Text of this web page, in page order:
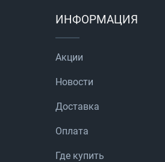
ИНФОРМАЦИЯ
Акции
Новости
Доставка
Оплата
Где купить